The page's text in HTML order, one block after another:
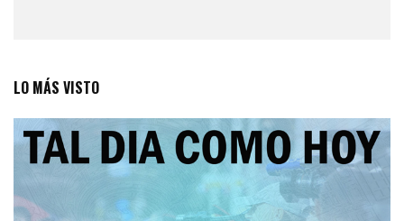
LO MÁS VISTO